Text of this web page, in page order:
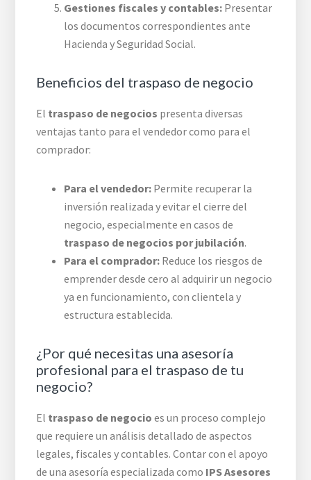
Gestiones fiscales y contables: Presentar
los documentos correspondientes ante
Hacienda y Seguridad Social.
Beneficios del traspaso de negocio
El traspaso de negocios presenta diversas
ventajas tanto para el vendedor como para el
comprador:
Para el vendedor: Permite recuperar la
inversión realizada y evitar el cierre del
negocio, especialmente en casos de
traspaso de negocios por jubilación.
Para el comprador: Reduce los riesgos de
emprender desde cero al adquirir un negocio
ya en funcionamiento, con clientela y
estructura establecida.
¿Por qué necesitas una asesoría
profesional para el traspaso de tu
negocio?
El traspaso de negocio es un proceso complejo
que requiere un análisis detallado de aspectos
legales, fiscales y contables. Contar con el apoyo
de una asesoría especializada como IPS Asesores